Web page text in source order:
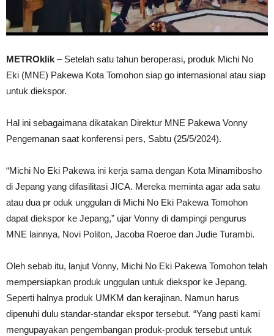
METROklik – Setelah satu tahun beroperasi, produk Michi No
Eki (MNE) Pakewa Kota Tomohon siap go internasional atau siap
untuk diekspor.
Hal ini sebagaimana dikatakan Direktur MNE Pakewa Vonny
Pengemanan saat konferensi pers, Sabtu (25/5/2024).
“Michi No Eki Pakewa ini kerja sama dengan Kota Minamibosho
di Jepang yang difasilitasi JICA. Mereka meminta agar ada satu
atau dua pr oduk unggulan di Michi No Eki Pakewa Tomohon
dapat diekspor ke Jepang,” ujar Vonny di dampingi pengurus
MNE lainnya, Novi Politon, Jacoba Roeroe dan Judie Turambi.
Oleh sebab itu, lanjut Vonny, Michi No Eki Pakewa Tomohon telah
mempersiapkan produk unggulan untuk diekspor ke Jepang.
Seperti halnya produk UMKM dan kerajinan. Namun harus
dipenuhi dulu standar-standar ekspor tersebut. “Yang pasti kami
mengupayakan pengembangan produk-produk tersebut untuk